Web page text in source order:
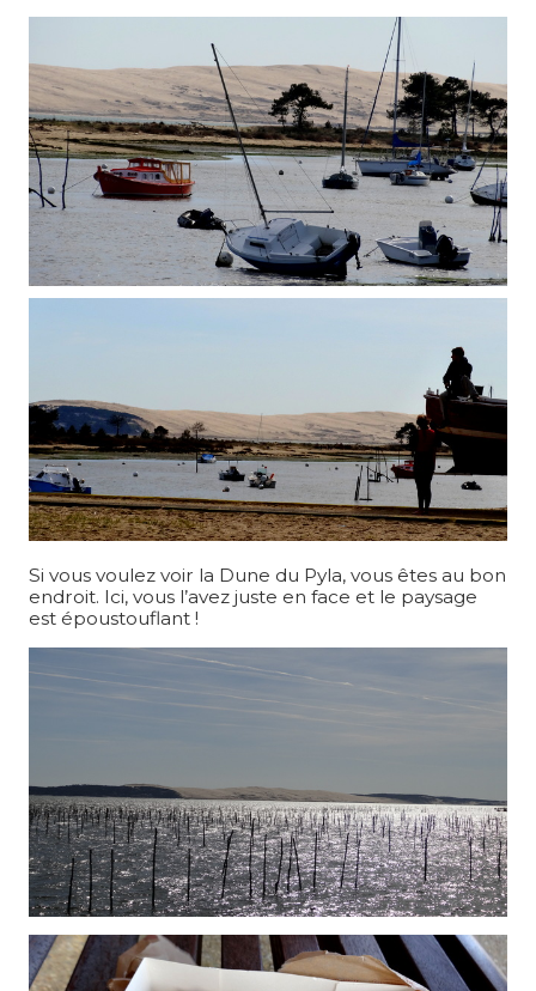
Si vous voulez voir la Dune du Pyla, vous êtes au bon
endroit. Ici, vous l’avez juste en face et le paysage
est époustouflant !